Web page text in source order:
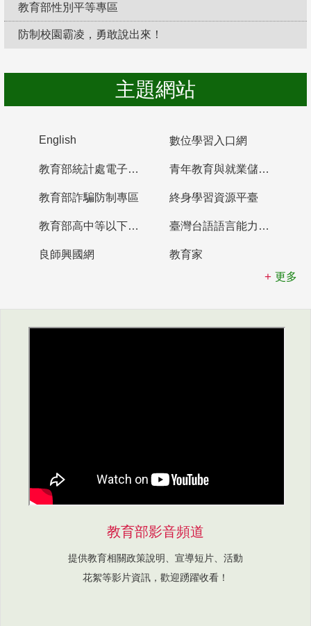
教育部性別平等專區
防制校園霸凌，勇敢說出來！
主題網站
English 數位學習入口網
教育部統計處電子書櫃 青年教育與就業儲蓄帳戶
教育部詐騙防制專區 終身學習資源平臺
教育部高中等以下學校及幼兒園教師資格檢定考試 臺灣台語語言能力認證網站
良師興國網
教育家
更多
教育部影音頻道
提供教育相關政策說明、宣導短片、活動
花絮等影片資訊，歡迎踴躍收看！